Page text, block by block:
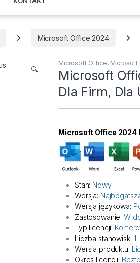
Microsoft Office 2024
🔍
Microsoft Office, Microsoft
Microsoft
Dla Firm,
Microsoft Office 2024
Stan: Nowy
Wersja:
Wersja językowa:
Zastosowanie: W
Typ licencji:
Liczba stanowisk: 1
Wersja produktu:
Okres licencji: